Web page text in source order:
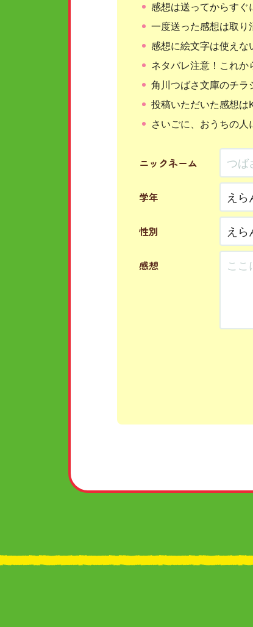
感想は送ってからすぐ
一度送った感想は取り
感想に絵文字は使えな
ネタバレ注意！これか
角川つばさ文庫のチラ
投稿いただいた感想は
さいごに、おうちの人
ニックネーム
学年
性別
感想